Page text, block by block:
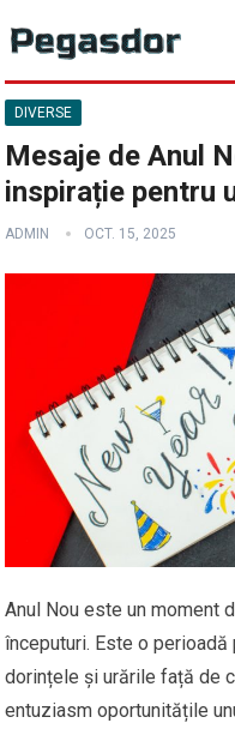
DIVERSE
Mesaje de Anul
inspirație pentru
ADMIN OCT. 15, 2025
Anul Nou este un moment
începuturi. Este o
dorințele și urările față de
entuziasm oportunitățile